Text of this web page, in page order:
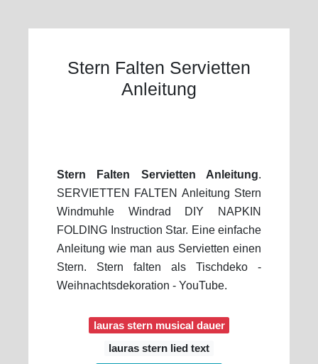
Stern Falten Servietten
Anleitung
Stern Falten Servietten Anleitung.
SERVIETTEN FALTEN Anleitung Stern
Windmuhle Windrad DIY NAPKIN
FOLDING Instruction Star. Eine einfache
Anleitung wie man aus Servietten einen
Stern. Stern falten als Tischdeko -
Weihnachtsdekoration - YouTube.
lauras stern musical dauer
lauras stern lied text